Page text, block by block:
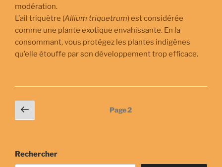
modération.
L’ail triquètre (Allium triquetrum) est considérée
comme une plante exotique envahissante. En la
consommant, vous protégez les plantes indigènes
qu’elle étouffe par son développement trop efficace.
Pagination
des
Page
précédente
Page2
Rechercher